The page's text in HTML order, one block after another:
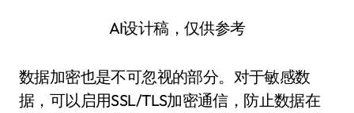
AI设计稿，仅供参考
数据加密也是不可忽视的部分。对于敏感数
据，可以启用SSL/TLS加密通信，防止数据在